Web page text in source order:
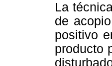
La
de
positivo
producto